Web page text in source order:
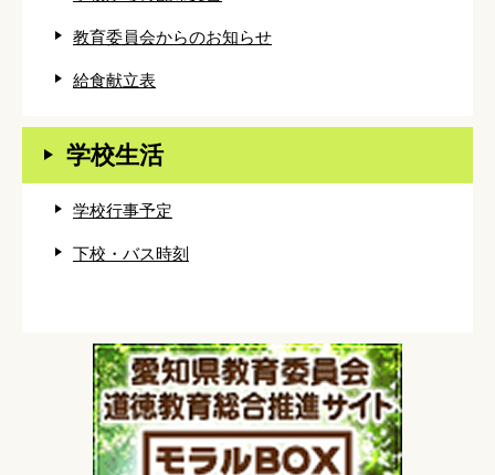
教育委員会からのお知らせ
給食献立表
学校生活
学校行事予定
下校・バス時刻